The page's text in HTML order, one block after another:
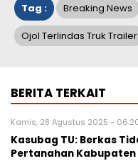
Tag : Breaking News
Ojol Terlindas Truk Trailer
BERITA TERKAIT
Kamis, 28 Agustus 2025 -
Kasubag TU: Berkas
Pertanahan Kabupaten